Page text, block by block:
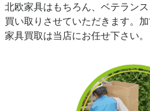
北欧家具はもちろん、ベテラン
買い取りさせていただきます。
家具買取は当店にお任せ下さい。